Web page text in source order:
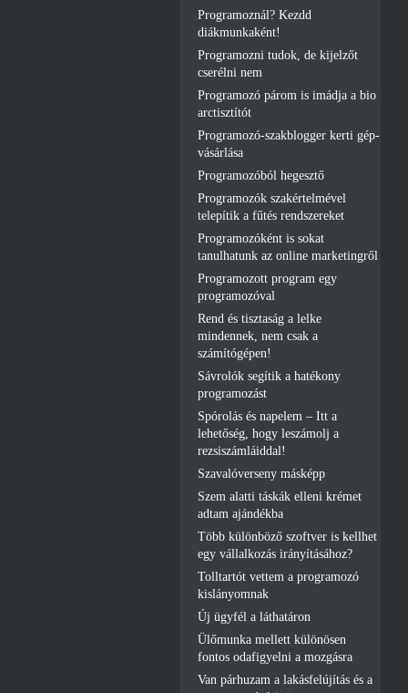
Programoznál? Kezdd
diákmunkaként!
Programozni tudok, de kijelzőt
cserélni nem
Programozó párom is imádja a bio
arctisztítót
Programozó-szakblogger kerti gép-
vásárlása
Programozóból hegesztő
Programozók szakértelmével
telepítik a fűtés rendszereket
Programozóként is sokat
tanulhatunk az online marketingről
Programozott program egy
programozóval
Rend és tisztaság a lelke
mindennek, nem csak a
számítógépen!
Sávrolók segítik a hatékony
programozást
Spórolás és napelem – Itt a
lehetőség, hogy leszámolj a
rezsiszámláiddal!
Szavalóverseny másképp
Szem alatti táskák elleni krémet
adtam ajándékba
Több különböző szoftver is kellhet
egy vállalkozás irányításához?
Tolltartót vettem a programozó
kislányomnak
Új ügyfél a láthatáron
Ülőmunka mellett különösen
fontos odafigyelni a mozgásra
Van párhuzam a lakásfelújítás és a